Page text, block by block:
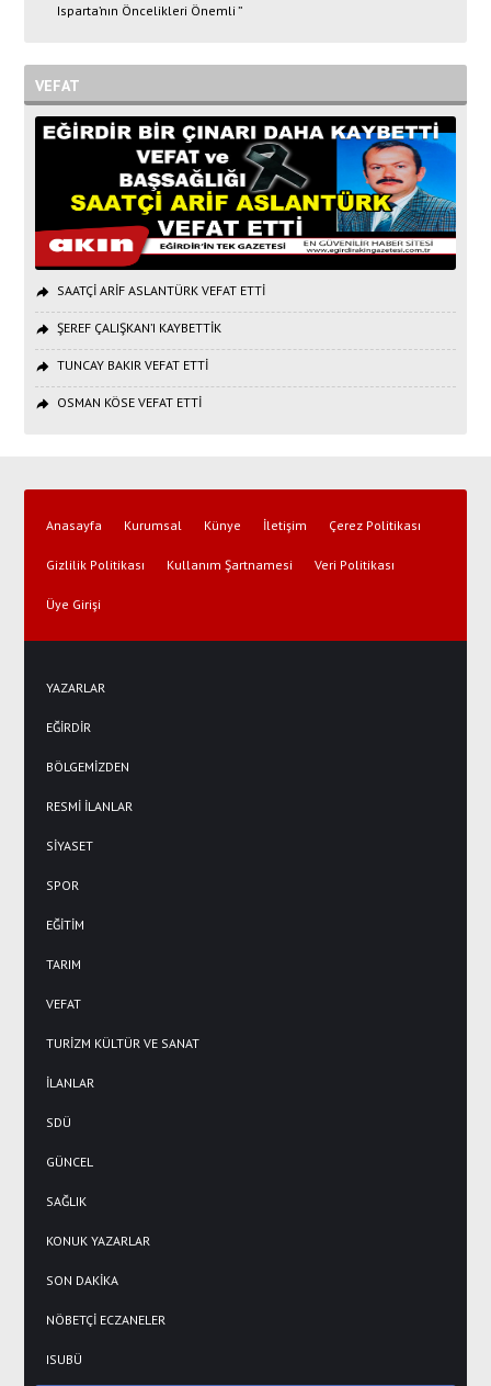
Isparta’nın Öncelikleri Önemli ”
VEFAT
SAATÇİ ARİF ASLANTÜRK VEFAT ETTİ
ŞEREF ÇALIŞKAN’I KAYBETTİK
TUNCAY BAKIR VEFAT ETTİ
OSMAN KÖSE VEFAT ETTİ
Anasayfa Kurumsal Künye İletişim Çerez Politikası
Gizlilik Politikası Kullanım Şartnamesi Veri Politikası
Üye Girişi
YAZARLAR
EĞİRDİR
BÖLGEMİZDEN
RESMİ İLANLAR
SİYASET
SPOR
EĞİTİM
TARIM
VEFAT
TURİZM KÜLTÜR VE SANAT
İLANLAR
SDÜ
GÜNCEL
SAĞLIK
KONUK YAZARLAR
SON DAKİKA
NÖBETÇİ ECZANELER
ISUBÜ